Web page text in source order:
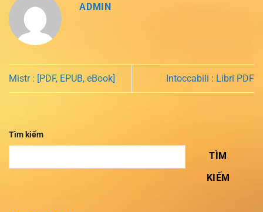
ADMIN
Mistr : [PDF, EPUB, eBook] Intoccabili : Libri PDF
Tìm kiếm
TÌM
KIẾM